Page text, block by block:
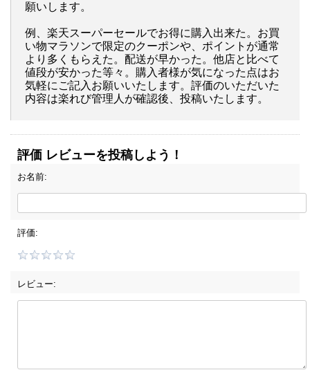
願いします。
例、楽天スーパーセールでお得に購入出来た。お買
い物マラソンで限定のクーポンや、ポイントが通常
より多くもらえた。配送が早かった。他店と比べて
値段が安かった等々。購入者様が気になった点はお
気軽にご記入お願いいたします。評価のいただいた
内容は楽れび管理人が確認後、投稿いたします。
評価 レビューを投稿しよう！
お名前:
評価:
レビュー: